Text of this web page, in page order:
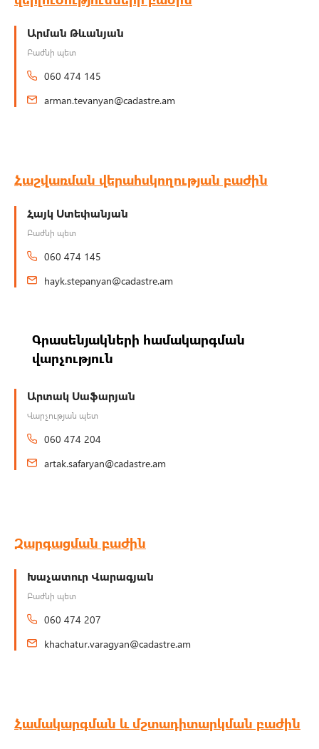
Արման Թևանյան
Բաժնի պետ
060 474 145
arman.tevanyan@cadastre.am
Հաշվառման վերահսկողության բաժին
Հայկ Ստեփանյան
Բաժնի պետ
060 474 145
hayk.stepanyan@cadastre.am
Գրասենյակների համակարգման
վարչություն
Արտակ Սաֆարյան
Վարչության պետ
060 474 204
artak.safaryan@cadastre.am
Զարգացման բաժին
Խաչատուր Վարագյան
Բաժնի պետ
060 474 207
khachatur.varagyan@cadastre.am
Համակարգման և մշտադիտարկման բաժին